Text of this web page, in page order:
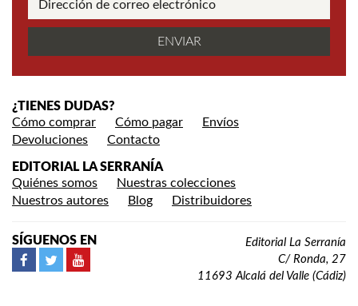
¿TIENES DUDAS?
Cómo comprar
Cómo pagar
Envíos
Devoluciones
Contacto
EDITORIAL LA SERRANÍA
Quiénes somos
Nuestras colecciones
Nuestros autores
Blog Distribuidores
SÍGUENOS EN
Editorial La Serranía
C/ Ronda, 27
11693 Alcalá del Valle (Cádiz)